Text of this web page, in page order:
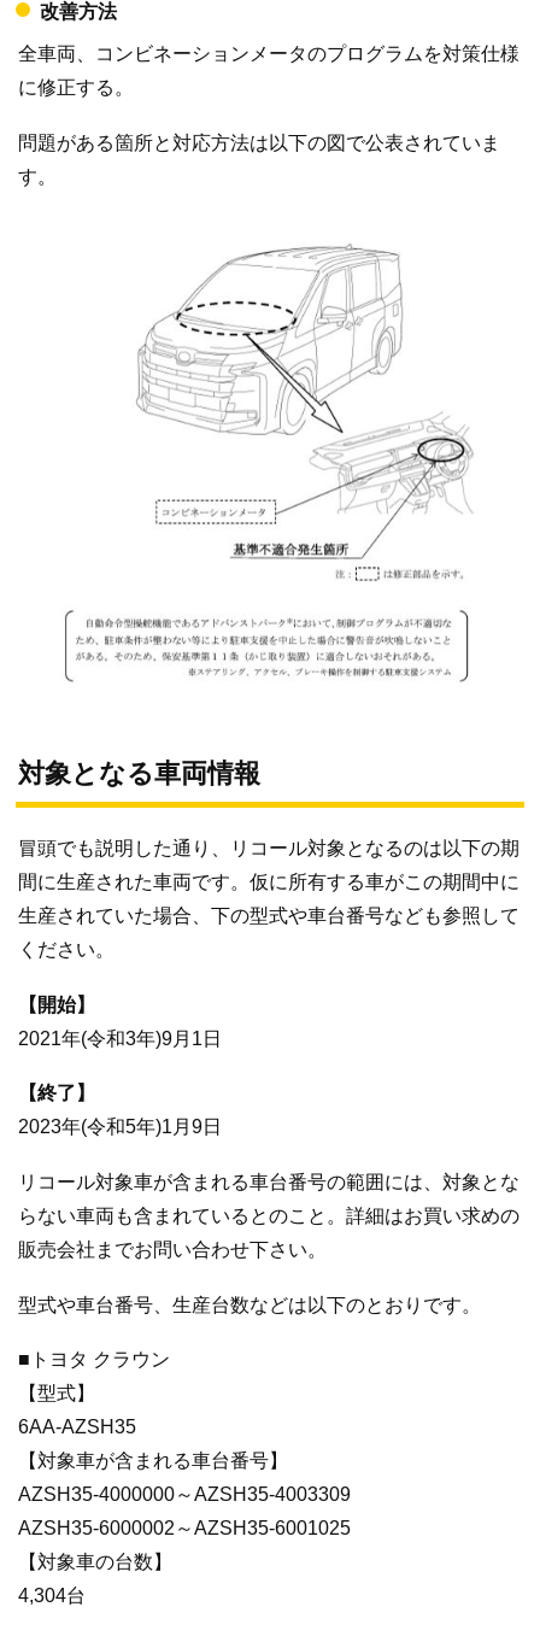
改善方法
全車両、コンビネーションメータのプログラムを対策仕様
に修正する。
問題がある箇所と対応方法は以下の図で公表されていま
す。
対象となる車両情報
冒頭でも説明した通り、リコール対象となるのは以下の期
間に生産された車両です。仮に所有する車がこの期間中に
生産されていた場合、下の型式や車台番号なども参照して
ください。
【開始】
2021年(令和3年)9月1日
【終了】
2023年(令和5年)1月9日
リコール対象車が含まれる車台番号の範囲には、対象とな
らない車両も含まれているとのこと。詳細はお買い求めの
販売会社までお問い合わせ下さい。
型式や車台番号、生産台数などは以下のとおりです。
■トヨタ クラウン
【型式】
6AA-AZSH35
【対象車が含まれる車台番号】
AZSH35-4000000～AZSH35-4003309
AZSH35-6000002～AZSH35-6001025
【対象車の台数】
4,304台